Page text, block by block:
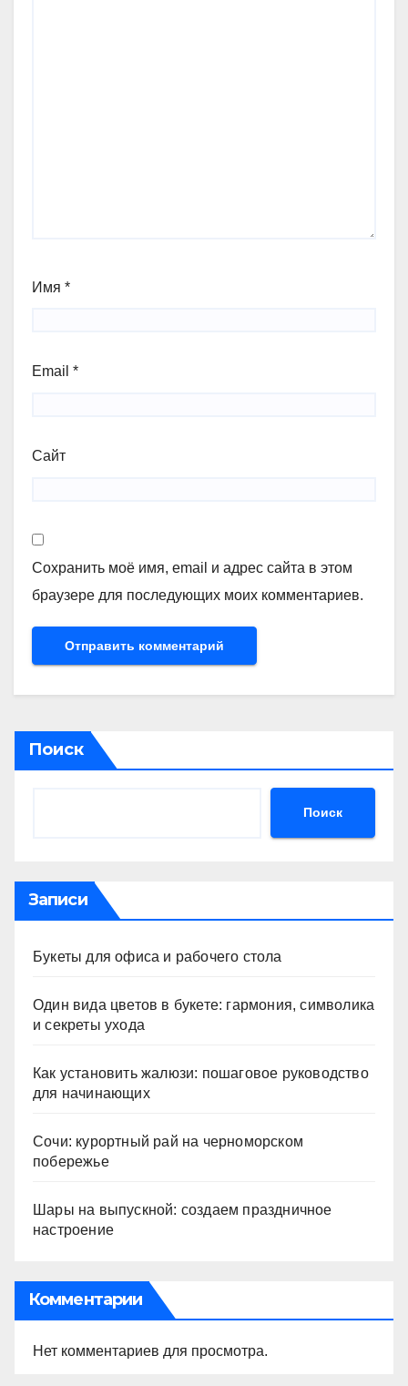
Имя *
Email *
Сайт
Сохранить моё имя, email и адрес сайта в этом
браузере для последующих моих комментариев.
Поиск
Поиск
Записи
Букеты для офиса и рабочего стола
Один вида цветов в букете: гармония, символика
и секреты ухода
Как установить жалюзи: пошаговое руководство
для начинающих
Сочи: курортный рай на черноморском
побережье
Шары на выпускной: создаем праздничное
настроение
Комментарии
Нет комментариев для просмотра.